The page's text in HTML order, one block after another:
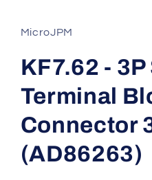
modal
MicroJPM
KF7.62 -
Terminal
Connector
(AD86263)